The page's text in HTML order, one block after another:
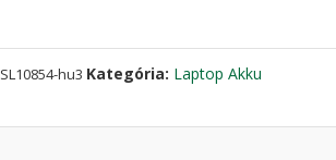
SL10854-hu3 Kategória: Laptop Akku